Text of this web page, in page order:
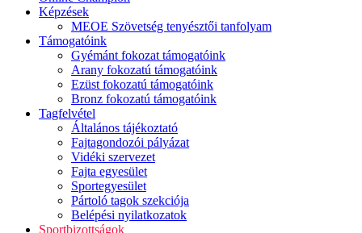
Képzések
MEOE Szövetség tenyésztői tanfolyam
Támogatóink
Gyémánt fokozat támogatóink
Arany fokozatú támogatóink
Ezüst fokozatú támogatóink
Bronz fokozatú támogatóink
Tagfelvétel
Általános tájékoztató
Fajtagondozói pályázat
Vidéki szervezet
Fajta egyesület
Sportegyesület
Pártoló tagok szekciója
Belépési nyilatkozatok
Sportbizottságok